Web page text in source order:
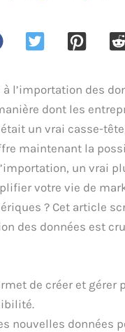
l’importation des
dont les
un vrai casse-
maintenant la
un vrai
votre vie de
? Cet article
des données est
de créer et
nouvelles données